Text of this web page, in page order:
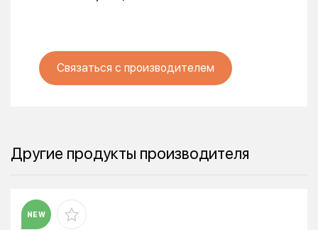
Связаться с производителем
Другие продукты производителя
NEW